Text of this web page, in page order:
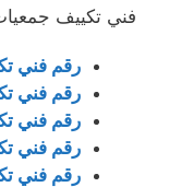
فني تكييف
رقم فني
رقم فني
رقم فني
رقم فني
رقم فني